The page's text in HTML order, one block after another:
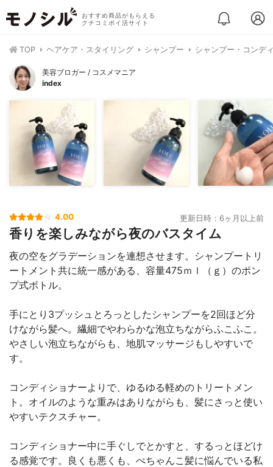
おすすめ商品がもらえる
クチコミポイ活サイト
TOP ヘアケア・スタイリング シャンプー シャンプー・コンデ
美容ブロガー / コスメマニア
index
4.00 更新日時：6ヶ月以上前
香りを楽しみながら夜のバスタイム
夜の空をグラデーションを連想させます。シャンプートリ
ートメント共に統一感がある、容量475ｍｌ（ｇ）のポン
プ式ボトル。
手にとり3プッシュとろっとしたシャンプーを2回ほど分
けながら髪へ。繊細でやわらかな泡立ちながらふこふこ。
やさしい泡立ちながらも、地肌マッサージもしやすいで
す。
コンディショナーよりで、ゆるゆる軽めのトリートメン
ト。オイルのような重みはありながらも、髪にさっと使い
やすいテクスチャー。
コンディショナー中に手ぐしでとかすと、するっとほどけ
る感覚です。良くも悪くも、ぺちゃんこ髪に悩んでいる私